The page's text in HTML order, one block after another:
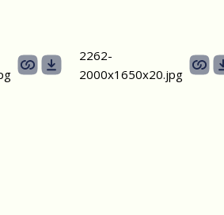
2262-
2000х1650х20.jpg